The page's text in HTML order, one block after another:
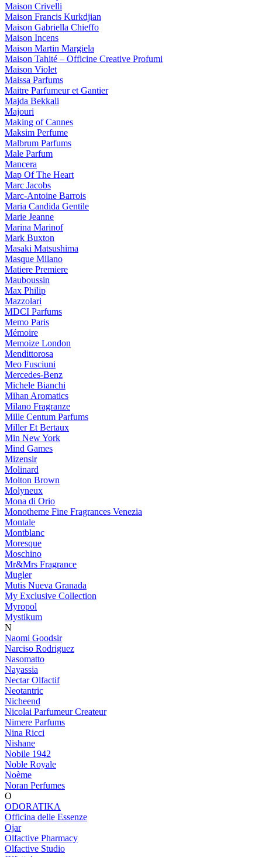
Maison Crivelli
Maison Francis Kurkdjian
Maison Gabriella Chieffo
Maison Incens
Maison Martin Margiela
Maison Tahité – Officine Creative Profumi
Maison Violet
Maissa Parfums
Maitre Parfumeur et Gantier
Majda Bekkali
Majouri
Making of Cannes
Maksim Perfume
Malbrum Parfums
Male Parfum
Mancera
Map Of The Heart
Marc Jacobs
Marc-Antoine Barrois
Maria Candida Gentile
Marie Jeanne
Marina Marinof
Mark Buxton
Masaki Matsushima
Masque Milano
Matiere Premiere
Mauboussin
Max Philip
Mazzolari
MDCI Parfums
Memo Paris
Mémoire
Memoize London
Mendittorosa
Meo Fusciuni
Mercedes-Benz
Michele Bianchi
Mihan Aromatics
Milano Fragranze
Mille Centum Parfums
Miller Et Bertaux
Min New York
Mind Games
Mizensir
Molinard
Molton Brown
Molyneux
Mona di Orio
Monotheme Fine Fragrances Venezia
Montale
Montblanc
Moresque
Moschino
Mr&Mrs Fragrance
Mugler
Mutis Nueva Granada
My Exclusive Collection
Myropol
Mystikum
N
Naomi Goodsir
Narciso Rodriguez
Nasomatto
Nayassia
Nectar Olfactif
Neotantric
Nicheend
Nicolai Parfumeur Createur
Nimere Parfums
Nina Ricci
Nishane
Nobile 1942
Noble Royale
Noème
Noran Perfumes
O
ODORATIKA
Officina delle Essenze
Ojar
Olfactive Pharmacy
Olfactive Studio